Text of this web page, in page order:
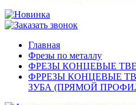
Главная
Фрезы по металлу
ФРЕЗЫ КОНЦЕВЫЕ
ФРРЕЗЫ КОНЦЕВЫЕ
ЗУБА (ПРЯМОЙ